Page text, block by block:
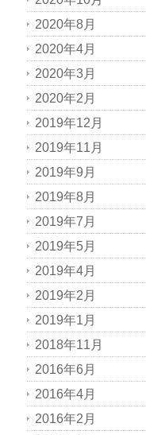
2020年8月
2020年4月
2020年3月
2020年2月
2019年12月
2019年11月
2019年9月
2019年8月
2019年7月
2019年5月
2019年4月
2019年2月
2019年1月
2018年11月
2016年6月
2016年4月
2016年2月